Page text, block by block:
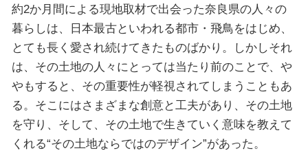
約2か月間による現地取材で出会った奈良県の人々の
暮らしは、日本最古といわれる都市・飛鳥をはじめ、
とても長く愛され続けてきたものばかり。しかしそれ
は、その土地の人々にとっては当たり前のことで、や
やもすると、その重要性が軽視されてしまうこともあ
る。そこにはさまざまな創意と工夫があり、その土地
を守り、そして、その土地で生きていく意味を教えて
くれる“その土地ならではのデザイン”があった。